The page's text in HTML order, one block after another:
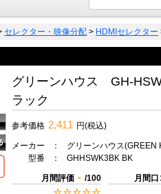
セレクター・映像分配 > HDMIセレクター
グリーンハウス GH-
ラック
参考価格 2,411 円(税込)
メーカー ：
グリーンハウス(GREEN
型番
： GHHSWK3BK BK
月間評価 - /100 月間